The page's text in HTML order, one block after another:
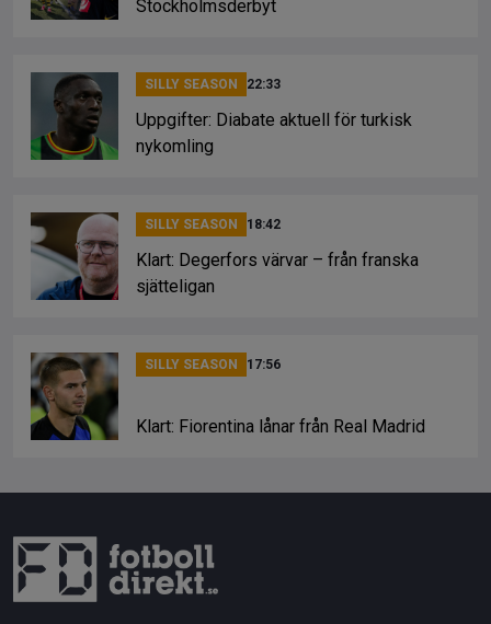
Stockholmsderbyt
SILLY SEASON 22:33
Uppgifter: Diabate aktuell för turkisk
nykomling
SILLY SEASON 18:42
Klart: Degerfors värvar – från franska
sjätteligan
SILLY SEASON 17:56
Klart: Fiorentina lånar från Real Madrid